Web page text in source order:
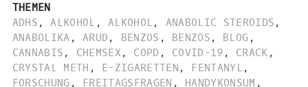
THEMEN
ADHS , ALKOHOL , ALKOHOL , ANABOLIC STEROIDS ,
ANABOLIKA , ARUD , BENZOS , BENZOS , BLOG ,
CANNABIS , CHEMSEX , COPD , COVID-19 , CRACK ,
CRYSTAL METH , E-ZIGARETTEN , FENTANYL ,
FORSCHUNG , FREITAGSFRAGEN , HANDYKONSUM ,